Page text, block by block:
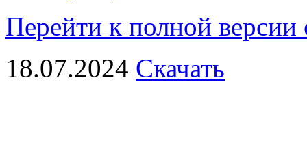
Перейти к полной версии
18.07.2024 Скачать